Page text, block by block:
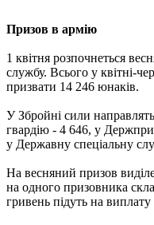
Призов в армію
1 квітня розпочнеться
службу. Всього у квітні-
призвати 14 246 юнаків.
У Збройні сили
гвардію - 4 646, у
у Державну спеціальну
На весняний призов
на одного призовника
гривень підуть на